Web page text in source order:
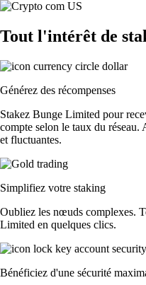
Tout l'intérêt de
Générez des récompenses
Stakez Bunge Limited pour
compte selon le taux du réseau.
et fluctuantes.
Simplifiez votre staking
Oubliez les nœuds complexes.
Limited en quelques clics.
Bénéficiez d'une sécurité